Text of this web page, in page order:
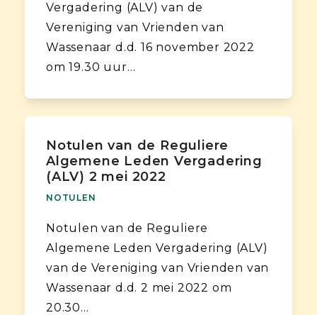
Vergadering (ALV) van de
Vereniging van Vrienden van
Wassenaar d.d. 16 november 2022
om 19.30 uur…
Notulen van de Reguliere
Algemene Leden Vergadering
(ALV) 2 mei 2022
NOTULEN
Notulen van de Reguliere
Algemene Leden Vergadering (ALV)
van de Vereniging van Vrienden van
Wassenaar d.d. 2 mei 2022 om
20.30…